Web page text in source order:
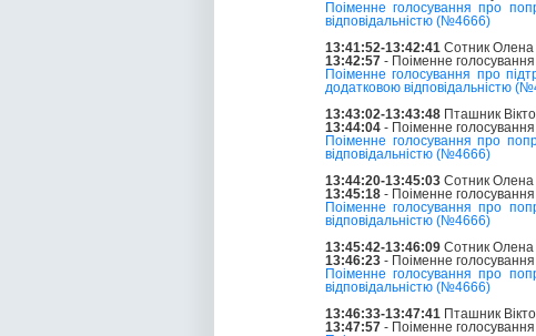
Поіменне голосування про
відповідальністю (№4666)
13:41:52-13:42:41 Сотник Олена
13:42:57 - Поіменне голосування
Поіменне голосування про
додатковою відповідальністю
13:43:02-13:43:48 Пташник
13:44:04 - Поіменне голосування
Поіменне голосування про
відповідальністю (№4666)
13:44:20-13:45:03 Сотник Олена
13:45:18 - Поіменне голосування
Поіменне голосування про
відповідальністю (№4666)
13:45:42-13:46:09 Сотник Олена
13:46:23 - Поіменне голосування
Поіменне голосування про
відповідальністю (№4666)
13:46:33-13:47:41 Пташник
13:47:57 - Поіменне голосування